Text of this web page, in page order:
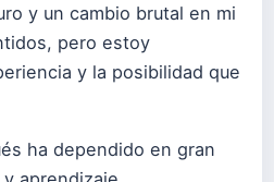
y un cambio brutal en mi
pero estoy
y la posibilidad que
ha dependido en gran